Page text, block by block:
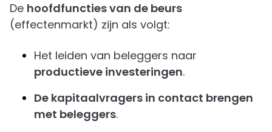
De hoofdfuncties van de beurs
(effectenmarkt) zijn als volgt:
Het leiden van beleggers naar
productieve investeringen.
De kapitaalvragers in contact brengen
met beleggers.